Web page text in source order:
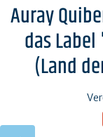
Auray
das
(Land